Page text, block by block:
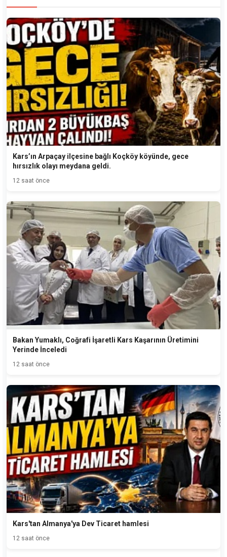
Kars’ın Arpaçay ilçesine bağlı Koçköy köyünde, gece
hırsızlık olayı meydana geldi.
12 saat önce
Bakan Yumaklı, Coğrafi İşaretli Kars Kaşarının Üretimini
Yerinde İnceledi
12 saat önce
Kars'tan Almanya'ya Dev Ticaret hamlesi
12 saat önce